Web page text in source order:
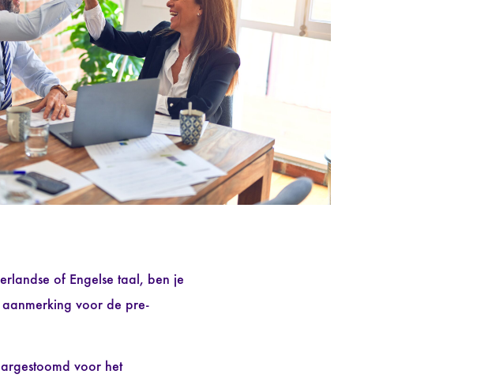
of Engelse taal, ben je
voor de pre-
voor het